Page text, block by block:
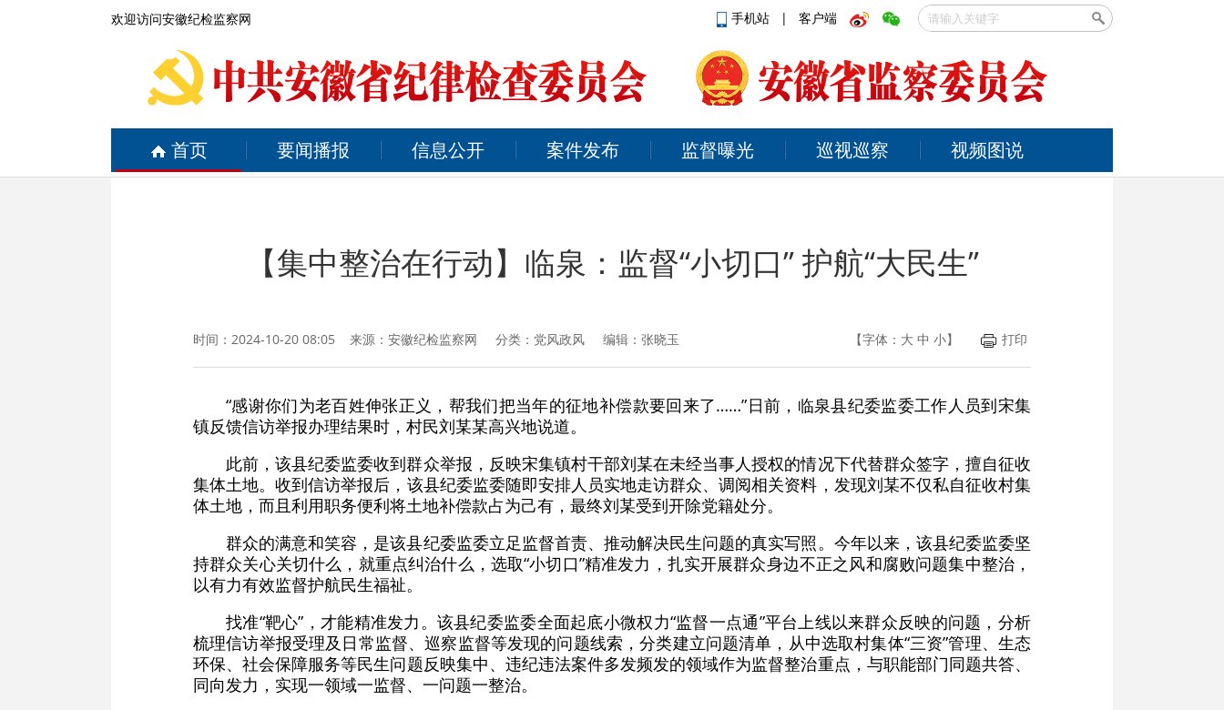
欢迎访问安徽纪检监察网 手机站 | 客户端
首页 要闻播报 信息公开 案件发布 监督曝光 巡视巡察 视频图说
【集中整治在行动】临泉：监督“小切口” 护航“大民生”
时间：2024-10-20 08:05 来源： 安徽纪检监察网 分类：党风政风 编辑：张晓玉 【字体： 大 中 小】 打印
“感谢你们为老百姓伸张正义，帮我们把当年的征地补偿款要回来了……”日前，临泉县纪委监委工作人员到宋集
镇反馈信访举报办理结果时，村民刘某某高兴地说道。
此前，该县纪委监委收到群众举报，反映宋集镇村干部刘某在未经当事人授权的情况下代替群众签字，擅自征收
集体土地。收到信访举报后，该县纪委监委随即安排人员实地走访群众、调阅相关资料，发现刘某不仅私自征收村集
体土地，而且利用职务便利将土地补偿款占为己有，最终刘某受到开除党籍处分。
群众的满意和笑容，是该县纪委监委立足监督首责、推动解决民生问题的真实写照。今年以来，该县纪委监委坚
持群众关心关切什么，就重点纠治什么，选取“小切口”精准发力，扎实开展群众身边不正之风和腐败问题集中整治，
以有力有效监督护航民生福祉。
找准“靶心”，才能精准发力。该县纪委监委全面起底小微权力“监督一点通”平台上线以来群众反映的问题，分析
梳理信访举报受理及日常监督、巡察监督等发现的问题线索，分类建立问题清单，从中选取村集体“三资”管理、生态
环保、社会保障服务等民生问题反映集中、违纪违法案件多发频发的领域作为监督整治重点，与职能部门同题共答、
同向发力，实现一领域一监督、一问题一整治。